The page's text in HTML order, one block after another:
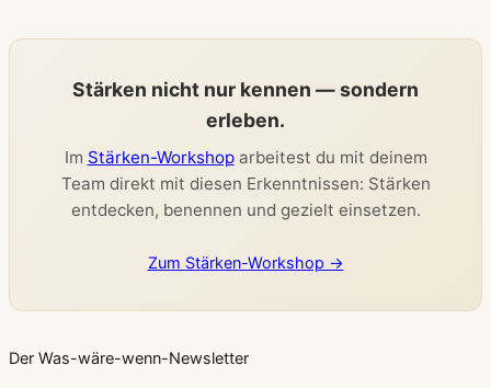
Stärken nicht nur kennen — sondern
erleben.
Im Stärken-Workshoparbeitest du mit deinem
Team direkt mit diesen Erkenntnissen: Stärken
entdecken, benennen und gezielt einsetzen.
Zum Stärken-Workshop →
Der Was-wäre-wenn-Newsletter